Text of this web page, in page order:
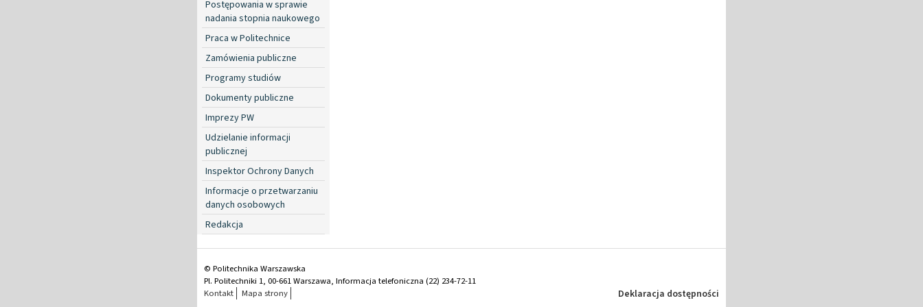
Postępowania w sprawie
nadania stopnia naukowego
Praca w Politechnice
Zamówienia publiczne
Programy studiów
Dokumenty publiczne
Imprezy PW
Udzielanie informacji
publicznej
Inspektor Ochrony Danych
Informacje o przetwarzaniu
danych osobowych
Redakcja
© Politechnika Warszawska
Pl. Politechniki 1, 00-661 Warszawa, Informacja telefoniczna (22) 234-72-11
Kontakt
Mapa strony Deklaracja dostępności